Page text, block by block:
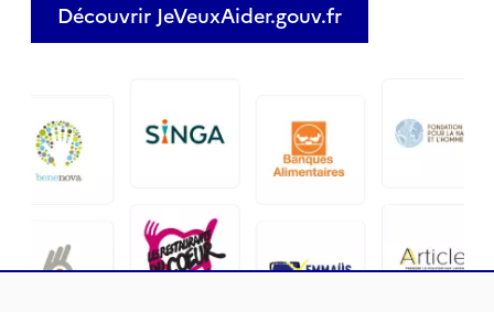
Découvrir JeVeuxAider.gouv.fr